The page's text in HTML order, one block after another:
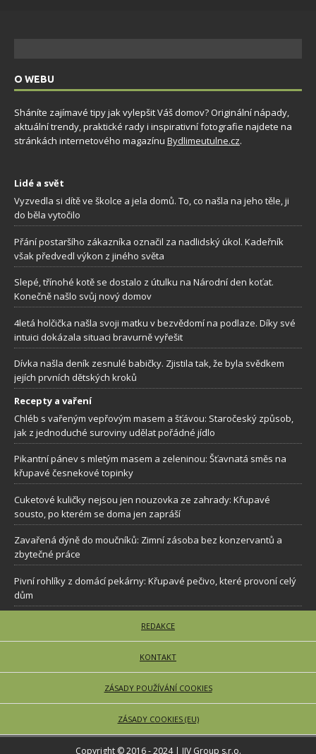
O WEBU
Sháníte zajímavé tipy jak vylepšit Váš domov? Originální nápady,
aktuální trendy, praktické rady i inspirativní fotografie najdete na
stránkách internetového magazínu Bydlimeutulne.cz.
Lidé a svět
Vyzvedla si dítě ve školce a jela domů. To, co našla na jeho těle, ji
do běla vytočilo
Přání postaršího zákazníka označil za nadlidský úkol. Kadeřník
však předvedl výkon z jiného světa
Slepé, třínohé kotě se dostalo z útulku na Národní den koťat.
Konečně našlo svůj nový domov
4letá holčička našla svoji matku v bezvědomí na podlaze. Díky své
intuici dokázala situaci bravurně vyřešit
Dívka našla deník zesnulé babičky. Zjistila tak, že byla svědkem
jejích prvních dětských kroků
Recepty a vaření
Chléb s vařeným vepřovým masem a šťávou: Staročeský způsob,
jak z jednoduché suroviny udělat pořádné jídlo
Pikantní pánev s mletým masem a zeleninou: Šťavnatá směs na
křupavé česnekové topinky
Cuketové kuličky nejsou jen nouzovka ze zahrady: Křupavé
sousto, po kterém se doma jen zapráší
Zavařená dýně do moučníků: Zimní zásoba bez konzervantů a
zbytečné práce
Pivní rohlíky z domácí pekárny: Křupavé pečivo, které provoní celý
dům
REDAKCE
KONTAKT
ZÁSADY POUŽÍVÁNÍ COOKIES
ZÁSADY COOKIES (EU)
Copyright © 2016 - 2024 | JJV Group s.r.o.